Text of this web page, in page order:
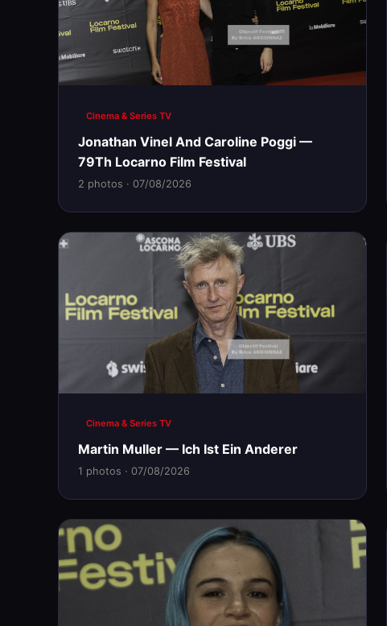
Cinema & Series TV
Jonathan Vinel And Caroline Poggi —
79Th Locarno Film Festival
2 photos · 07/08/2026
Cinema & Series TV
Martin Muller — Ich Ist Ein Anderer
1 photos · 07/08/2026